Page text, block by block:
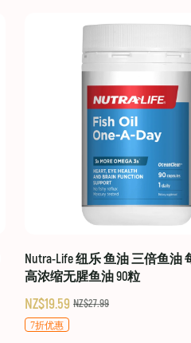
Nutra-Life 纽乐 鱼油 三倍鱼油
高浓缩无腥鱼油 90粒
NZ$19.59 NZ$27.99
7折优惠